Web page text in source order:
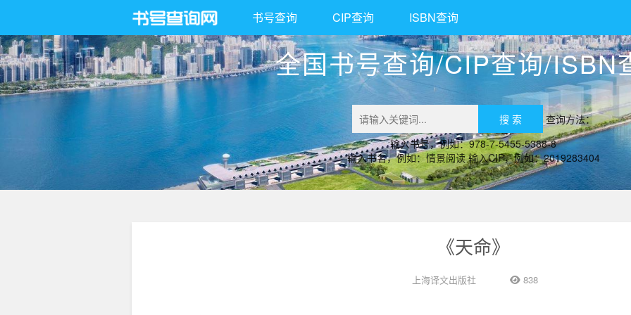
书号查询 CIP查询 ISBN查询
全国书号查询/CIP查询/ISBN
查询方法：
输入书号，例如：978-7-5455-5388-8
输入书名，例如：情景阅读 输入CIP，例如：2019283404
《天命》
上海译文出版社 838